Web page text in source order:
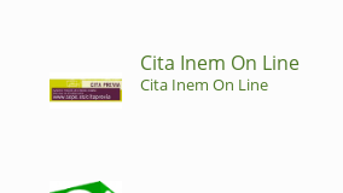
Cita Inem On Line
Cita Inem On Line